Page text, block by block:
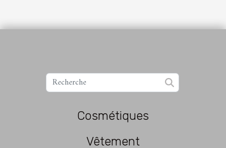
Cosmétiques
Vêtement